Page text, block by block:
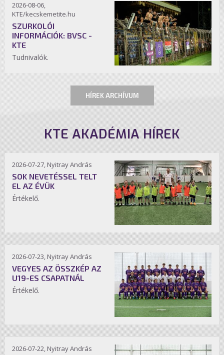
2026-08-06,
KTE/kecskemetite.hu
SZURKOLÓI
INFORMÁCIÓK: BVSC -
KTE
Tudnivalók.
HÍREK ARCHÍVUM
KTE AKADÉMIA HÍREK
2026-07-27, Nyitray András
SOK NEVETÉSSEL TELT
EL AZ ÉVÜK
Értékelő.
2026-07-23, Nyitray András
VEGYES AZ ÖSSZKÉP AZ
U19-ES CSAPATNÁL
Értékelő.
2026-07-22, Nyitray András